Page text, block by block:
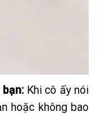
Khi cô ấy nói
hoặc không bao